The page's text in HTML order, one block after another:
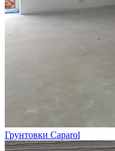
Грунтовки Caparol